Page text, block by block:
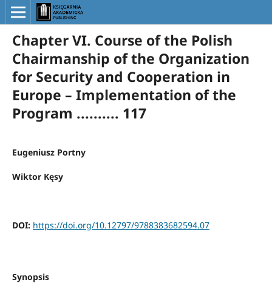
Chapter VI. Course of the Polish
Chairmanship of the Organization
for Security and Cooperation in
Europe – Implementation of the
Program .......... 117
Eugeniusz Portny
Wiktor Kęsy
DOI: https://doi.org/10.12797/9788383682594.07
Synopsis